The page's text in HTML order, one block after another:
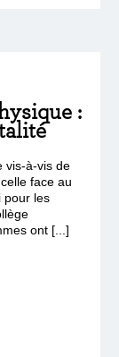
:
vis-à-vis de
face au
pour les
ont [...]